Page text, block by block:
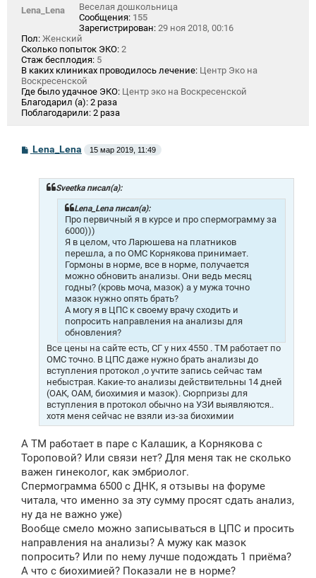
Lena_Lena
Веселая дошкольница
Сообщения: 155
Зарегистрирован: 29 ноя 2018, 00:16
Пол: Женский
Сколько попыток ЭКО: 2
Стаж бесплодия: 5
В каких клиниках проводилось лечение: Центр Эко на
Воскресенской
Где было удачное ЭКО: Центр эко на Воскресенской
Благодарил (а): 2 раза
Поблагодарили: 2 раза
С
о
Lena_Lena 15 мар 2019, 11:49
Sveetka писал(а):
Lena_Lena писал(а):
Про первичный я в курсе и про спермограмму за
6000)))
Я в целом, что Ларюшева на платников
перешла, а по ОМС Корнякова принимает.
Гормоны в норме, все в норме, получается
можно обновить анализы. Они ведь месяц
годны? (кровь моча, мазок) а у мужа точно
мазок нужно опять брать?
А могу я в ЦПС к своему врачу сходить и
попросить направления на анализы для
обновления?
Все цены на сайте есть, СГ у них 4550 . ТМ работает по
ОМС точно. В ЦПС даже нужно брать анализы до
вступления протокол ,о учтите запись сейчас там
небыстрая. Какие-то анализы действительны 14 дней
(ОАК, ОАМ, биохимия и мазок). Сюрпризы для
вступления в протокол обычно на УЗИ выявляются..
хотя меня сейчас не взяли из-за биохимии
А ТМ работает в паре с Калашик, а Корнякова с
Тороповой? Или связи нет? Для меня так не сколько
важен гинеколог, как эмбриолог.
Спермограмма 6500 с ДНК, я отзывы на форуме
читала, что именно за эту сумму просят сдать анализ,
ну да не важно уже)
Вообще смело можно записываться в ЦПС и просить
направления на анализы? А мужу как мазок
попросить? Или по нему лучше подождать 1 приёма?
А что с биохимией? Показали не в норме?